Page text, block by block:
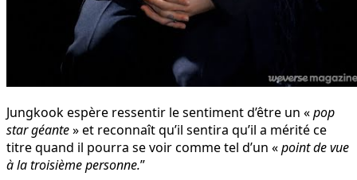
Jungkook espère ressentir le sentiment d’être un «pop
star géante» et reconnaît qu’il sentira qu’il a mérité ce
titre quand il pourra se voir comme tel d’un «point de vue
à la troisième personne.”